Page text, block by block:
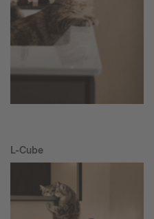
L-Cube